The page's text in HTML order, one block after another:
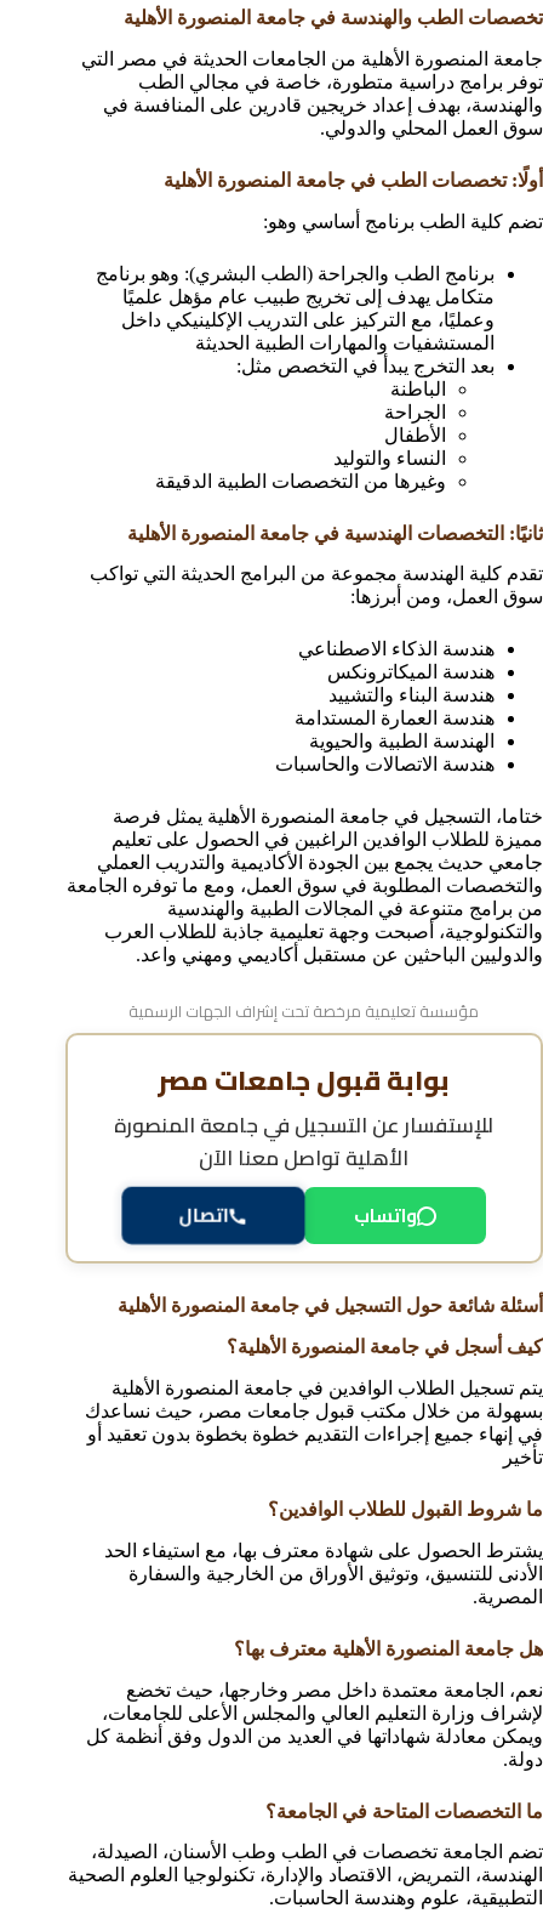
تخصصات الطب والهندسة في جامعة المنصورة الأهلية
جامعة المنصورة الأهلية من الجامعات الحديثة في مصر التي
توفر برامج دراسية متطورة، خاصة في مجالي الطب
والهندسة، بهدف إعداد خريجين قادرين على المنافسة في
سوق العمل المحلي والدولي.
أولًا: تخصصات الطب في جامعة المنصورة الأهلية
تضم كلية الطب برنامج أساسي وهو:
برنامج الطب والجراحة (الطب البشري): وهو برنامج
متكامل يهدف إلى تخريج طبيب عام مؤهل علميًا
وعمليًا، مع التركيز على التدريب الإكلينيكي داخل
المستشفيات والمهارات الطبية الحديثة
بعد التخرج يبدأ في التخصص مثل:
الباطنة
الجراحة
الأطفال
النساء والتوليد
وغيرها من التخصصات الطبية الدقيقة
ثانيًا: التخصصات الهندسية في جامعة المنصورة الأهلية
تقدم كلية الهندسة مجموعة من البرامج الحديثة التي تواكب
سوق العمل، ومن أبرزها:
هندسة الذكاء الاصطناعي
هندسة الميكاترونكس
هندسة البناء والتشييد
هندسة العمارة المستدامة
الهندسة الطبية والحيوية
هندسة الاتصالات والحاسبات
ختاما، التسجيل في جامعة المنصورة الأهلية يمثل فرصة
مميزة للطلاب الوافدين الراغبين في الحصول على تعليم
جامعي حديث يجمع بين الجودة الأكاديمية والتدريب العملي
والتخصصات المطلوبة في سوق العمل، ومع ما توفره الجامعة
من برامج متنوعة في المجالات الطبية والهندسية
والتكنولوجية، أصبحت وجهة تعليمية جاذبة للطلاب العرب
والدوليين الباحثين عن مستقبل أكاديمي ومهني واعد.
مؤسسة تعليمية مرخصة تحت إشراف الجهات الرسمية
بوابة قبول جامعات مصر
للإستفسار عنالتسجيل في جامعة المنصورة
الأهليةتواصل معنا الآن
واتساب اتصال
أسئلة شائعة حول التسجيل في جامعة المنصورة الأهلية
كيف أسجل في جامعة المنصورة الأهلية؟
يتم تسجيل الطلاب الوافدين في جامعة المنصورة الأهلية
بسهولة من خلال مكتب قبول جامعات مصر، حيث نساعدك
في إنهاء جميع إجراءات التقديم خطوة بخطوة بدون تعقيد أو
تأخير
ما شروط القبول للطلاب الوافدين؟
يشترط الحصول على شهادة معترف بها، مع استيفاء الحد
الأدنى للتنسيق، وتوثيق الأوراق من الخارجية والسفارة
المصرية.
هل جامعة المنصورة الأهلية معترف بها؟
نعم، الجامعة معتمدة داخل مصر وخارجها، حيث تخضع
لإشراف وزارة التعليم العالي والمجلس الأعلى للجامعات،
ويمكن معادلة شهاداتها في العديد من الدول وفق أنظمة كل
دولة.
ما التخصصات المتاحة في الجامعة؟
تضم الجامعة تخصصات في الطب وطب الأسنان، الصيدلة،
الهندسة، التمريض، الاقتصاد والإدارة، تكنولوجيا العلوم الصحية
التطبيقية، علوم وهندسة الحاسبات.